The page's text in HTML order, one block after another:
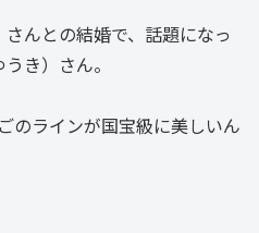
んとの結婚で、話題になっ
き）さん。
のラインが国宝級に美しいん